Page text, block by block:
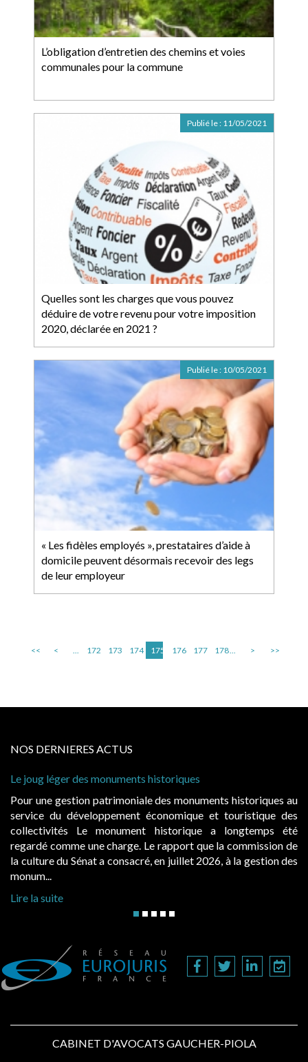
L’obligation d’entretien des chemins et voies
communales pour la commune
Quelles sont les charges que vous pouvez
déduire de votre revenu pour votre imposition
2020, déclarée en 2021 ?
Publié le : 11/05/2021
« Les fidèles employés », prestataires d’aide à
domicile peuvent désormais recevoir des legs
de leur employeur
Publié le : 10/05/2021
<< < ... 172 173 174 175 176 177 178... > >>
NOS DERNIERES ACTUS
au
des
été
de
gestion des
Cabines de plage : le juge admet des redevances
Evocatrices des bains de mer, les cabanes de
également un beau sujet domanial. Installées sur
public, elles donnent lieu au paiement d’une
d’occupation. Saisies par des occupants
CABINET D'AVOCATS GAUCHER-PIOLA